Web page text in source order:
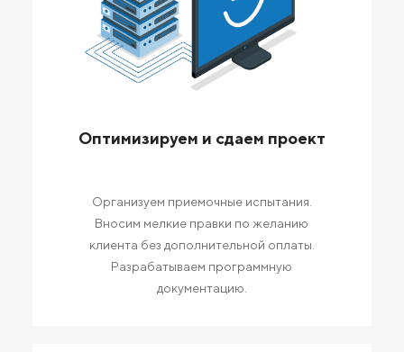
Оптимизируем и сдаем проект
Организуем приемочные испытания.
Вносим мелкие правки по желанию
клиента без дополнительной оплаты.
Разрабатываем программную
документацию.